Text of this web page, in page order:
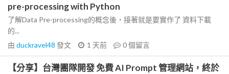
pre-processing with Python
了解Data Pre-processing的概念後，接著就是要實作了 資料下載
的...
由 duckravel48 發文 1 天前 0個留言
【分享】台灣團隊開發 免費 AI Prompt 管理網站，終於